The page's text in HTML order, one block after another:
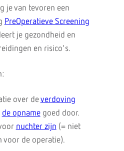
je van tevoren een
PreOperatieve Screening
je gezondheid en
en risico's.
over deverdoving
de opnamegoed door.
nuchter zijn (= niet
voor de operatie).